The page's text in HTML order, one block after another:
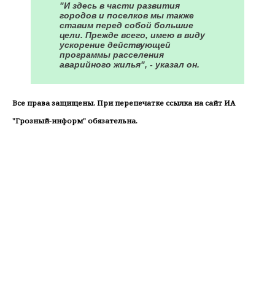
"И здесь в части развития
городов и поселков мы также
ставим перед собой большие
цели. Прежде всего, имею в виду
ускорение действующей
программы расселения
аварийного жилья", - указал он.
Все права защищены. При перепечатке ссылка на сайт ИА
"Грозный-информ" обязательна.